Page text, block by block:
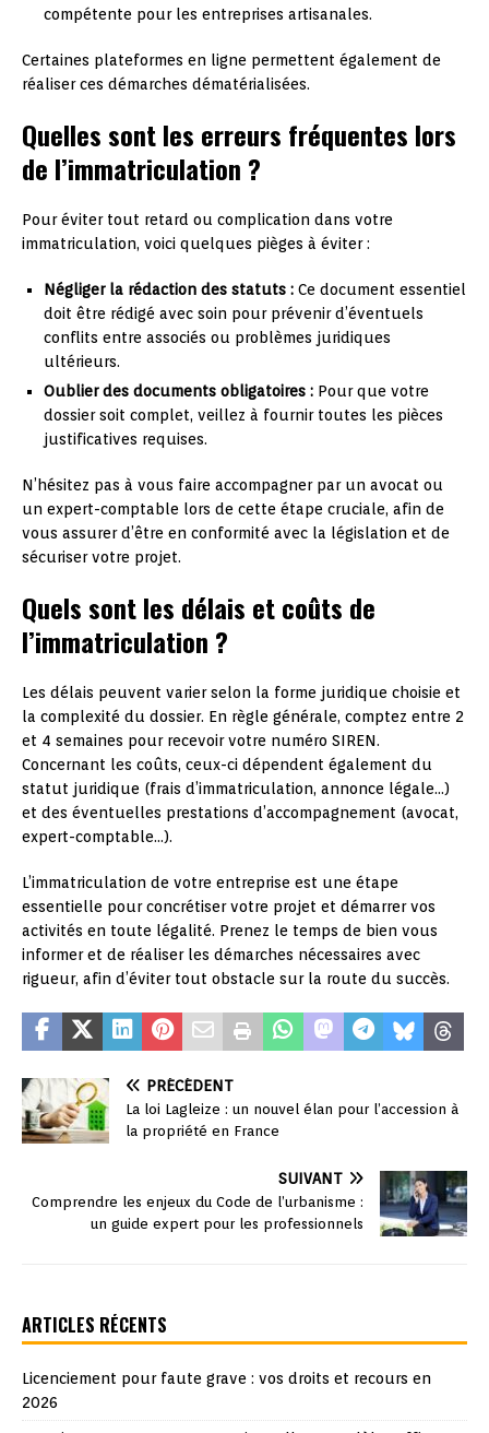
compétente pour les entreprises artisanales.
Certaines plateformes en ligne permettent également de
réaliser ces démarches dématérialisées.
Quelles sont les erreurs fréquentes lors
de l’immatriculation ?
Pour éviter tout retard ou complication dans votre
immatriculation, voici quelques pièges à éviter :
Négliger la rédaction des statuts : Ce document essentiel
doit être rédigé avec soin pour prévenir d’éventuels
conflits entre associés ou problèmes juridiques
ultérieurs.
Oublier des documents obligatoires : Pour que votre
dossier soit complet, veillez à fournir toutes les pièces
justificatives requises.
N’hésitez pas à vous faire accompagner par un avocat ou
un expert-comptable lors de cette étape cruciale, afin de
vous assurer d’être en conformité avec la législation et de
sécuriser votre projet.
Quels sont les délais et coûts de
l’immatriculation ?
Les délais peuvent varier selon la forme juridique choisie et
la complexité du dossier. En règle générale, comptez entre 2
et 4 semaines pour recevoir votre numéro SIREN.
Concernant les coûts, ceux-ci dépendent également du
statut juridique (frais d’immatriculation, annonce légale…)
et des éventuelles prestations d’accompagnement (avocat,
expert-comptable…).
L’immatriculation de votre entreprise est une étape
essentielle pour concrétiser votre projet et démarrer vos
activités en toute légalité. Prenez le temps de bien vous
informer et de réaliser les démarches nécessaires avec
rigueur, afin d’éviter tout obstacle sur la route du succès.
PRÉCÉDENT
La loi Lagleize : un nouvel élan pour l’accession à
la propriété en France
SUIVANT
Comprendre les enjeux du Code de l’urbanisme :
un guide expert pour les professionnels
ARTICLES RÉCENTS
Licenciement pour faute grave : vos droits et recours en
2026